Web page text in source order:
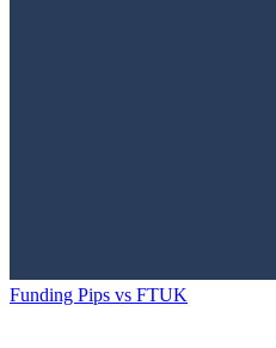
Funding Pips vs FTUK